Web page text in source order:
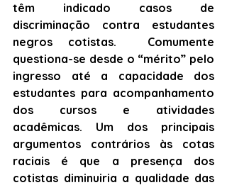
têm indicado casos de
discriminação contra estudantes
negros cotistas.  Comumente
questiona-se desde o “mérito” pelo
ingresso até a capacidade dos
estudantes para acompanhamento
dos cursos e atividades
acadêmicas. Um dos principais
argumentos contrários às cotas
raciais é que a presença dos
cotistas diminuiria a qualidade das